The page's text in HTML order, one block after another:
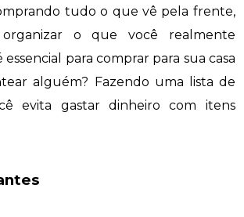
tudo o que vê pela frente,
o que você realmente
essencial para comprar para sua casa
alguém? Fazendo uma lista de
evita gastar dinheiro com itens